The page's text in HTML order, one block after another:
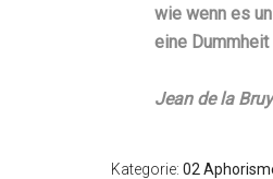
wie wenn es
eine
Jean de la
Kategorie: 02